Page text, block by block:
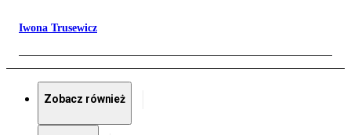
Iwona Trusewicz
Zobacz również